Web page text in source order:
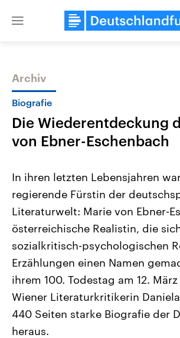
Close
Themen
Landtagswahl Sachsen-Anhalt
2026
Alle Informationen
Sachsen-Anhalt wählt am 6.
September 2026 einen neuen
Landtag. Seit 2021 wird das
Bundesland von einer Koalition aus
CDU, SPD und FDP regiert.-
Umfragen, Prognosen,
Wahlprogramme, aktuelle Berichte
und Hintergründe zu den Parteien
und Kandidaten der anstehenden
Wahl.
USA
den
mit
Sendungen Programm
Audio-Archiv
Archiv
Biografie
Die Wiederentdeckung
von Ebner-Eschenbach
In ihren letzten Lebensjahren
regierende Fürstin der
Literaturwelt: Marie von Ebner-
österreichische Realistin, die
sozialkritisch-psychologischen
Erzählungen einen Namen
ihrem 100. Todestag am 12.
Wiener Literaturkritikerin
440 Seiten starke Biografie der
heraus.